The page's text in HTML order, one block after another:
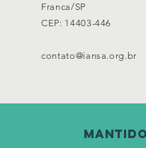
Franca/SP
CEP: 14403-446
contato@iansa.org.br